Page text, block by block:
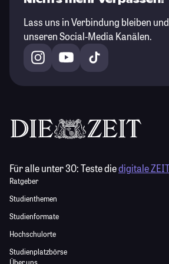
Lass uns in Verbindung bleiben
unseren Social-Media Kanälen.
Für alle unter 30:Teste diedigitale
Ratgeber
Studienthemen
Studienformate
Hochschulorte
Studienplatzbörse